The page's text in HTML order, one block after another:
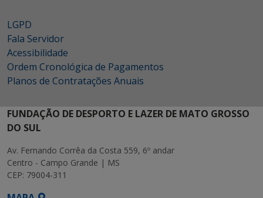
LGPD
Fala Servidor
Acessibilidade
Ordem Cronológica de Pagamentos
Planos de Contratações Anuais
FUNDAÇÃO DE DESPORTO E LAZER DE MATO GROSSO
DO SUL
Av. Fernando Corrêa da Costa 559, 6º andar
Centro - Campo Grande | MS
CEP: 79004-311